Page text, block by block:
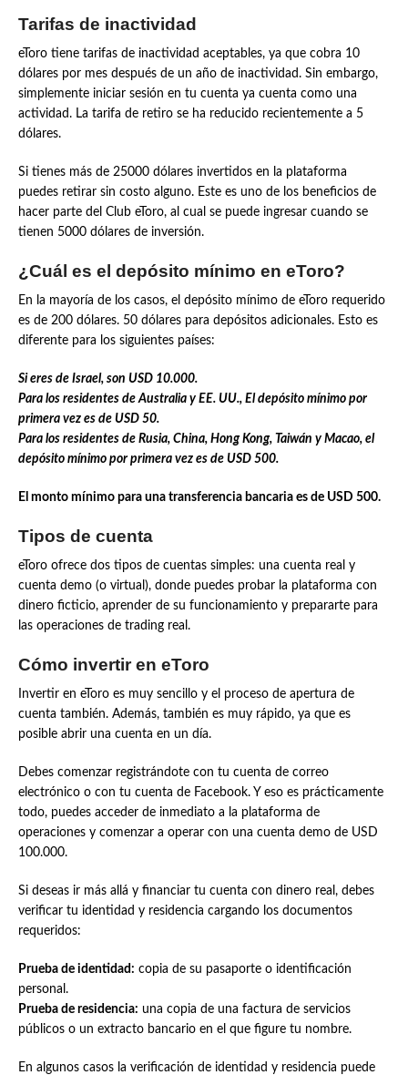
Tarifas de inactividad
eToro tiene tarifas de inactividad aceptables, ya que cobra 10
dólares por mes después de un año de inactividad. Sin embargo,
simplemente iniciar sesión en tu cuenta ya cuenta como una
actividad. La tarifa de retiro se ha reducido recientemente a 5
dólares.
Si tienes más de 25000 dólares invertidos en la plataforma
puedes retirar sin costo alguno. Este es uno de los beneficios de
hacer parte del Club eToro, al cual se puede ingresar cuando se
tienen 5000 dólares de inversión.
¿Cuál es el depósito mínimo en eToro?
En la mayoría de los casos, el depósito mínimo de eToro requerido
es de 200 dólares. 50 dólares para depósitos adicionales. Esto es
diferente para los siguientes países:
Si eres de Israel, son USD 10.000.
Para los residentes de Australia y EE. UU., El depósito mínimo por
primera vez es de USD 50.
Para los residentes de Rusia, China, Hong Kong, Taiwán y Macao, el
depósito mínimo por primera vez es de USD 500.
El monto mínimo para una transferencia bancaria es de USD 500.
Tipos de cuenta
eToro ofrece dos tipos de cuentas simples: una cuenta real y
cuenta demo (o virtual), donde puedes probar la plataforma con
dinero ficticio, aprender de su funcionamiento y prepararte para
las operaciones de trading real.
Cómo invertir en eToro
Invertir en eToro es muy sencillo y el proceso de apertura de
cuenta también. Además, también es muy rápido, ya que es
posible abrir una cuenta en un día.
Debes comenzar registrándote con tu cuenta de correo
electrónico o con tu cuenta de Facebook. Y eso es prácticamente
todo, puedes acceder de inmediato a la plataforma de
operaciones y comenzar a operar con una cuenta demo de USD
100.000.
Si deseas ir más allá y financiar tu cuenta con dinero real, debes
verificar tu identidad y residencia cargando los documentos
requeridos:
Prueba de identidad: copia de su pasaporte o identificación
personal.
Prueba de residencia: una copia de una factura de servicios
públicos o un extracto bancario en el que figure tu nombre.
En algunos casos la verificación de identidad y residencia puede